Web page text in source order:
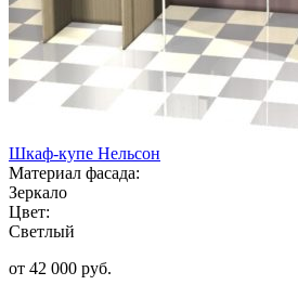
Шкаф-купе Нельсон
Материал фасада:
Зеркало
Цвет:
Светлый
от 42 000 руб.